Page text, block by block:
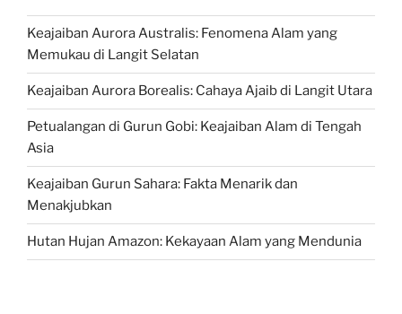
Keajaiban Aurora Australis: Fenomena Alam yang
Memukau di Langit Selatan
Keajaiban Aurora Borealis: Cahaya Ajaib di Langit Utara
Petualangan di Gurun Gobi: Keajaiban Alam di Tengah
Asia
Keajaiban Gurun Sahara: Fakta Menarik dan
Menakjubkan
Hutan Hujan Amazon: Kekayaan Alam yang Mendunia